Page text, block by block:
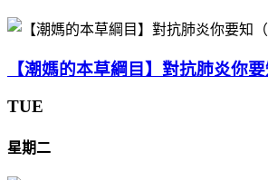
【潮媽的本草綱目】對抗肺炎你要
TUE
星期二